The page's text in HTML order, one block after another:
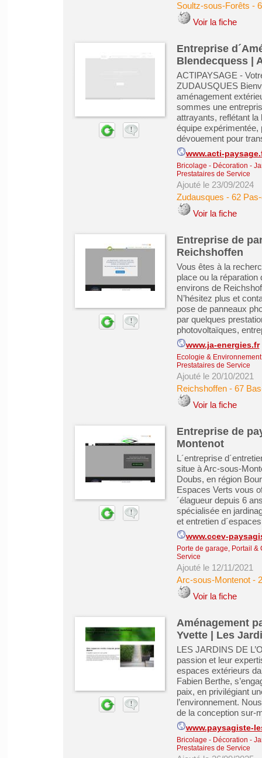
Soultz-sous-Forêts -
Voir la fiche
Entreprise
Blendecquess |
ACTIPAYSAGE -
ZUDAUSQUES
aménagement
sommes une
attrayants, reflétant la
équipe
dévouement pour
www.acti-
Bricolage - Décoration -
Prestataires de Service
Ajouté le 23/09/2024
Zudausques - 62
Voir la fiche
Entreprise de
Reichshoffen
Vous êtes à la
place ou la
environs de
N’hésitez plus et
pose de panneaux
par quelques
photovoltaïques,
www.ja-energies.fr
Ecologie & Environnement
Prestataires de Service
Ajouté le 20/10/2021
Reichshoffen- 67
Voir la fiche
Entreprise de
Montenot
L´entreprise
situe à Arc-sous-
Doubs, en région
Espaces Verts vous
´élagueur depuis 6
spécialisée en
et entretien
www.ccev-
Porte de garage, Portail &
Service
Ajouté le 12/11/2021
Arc-sous-Montenot-
Voir la fiche
Aménagement
Yvette | Les
LES JARDINS DE
passion et leur
espaces extérieurs
Fabien Berthe,
paix, en privilégiant
l’environnement.
de la conception sur-
www.paysagiste-
Bricolage - Décoration -
Prestataires de Service